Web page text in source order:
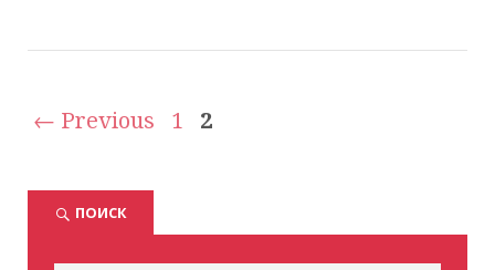
← Previous 1 2
ПОИСК